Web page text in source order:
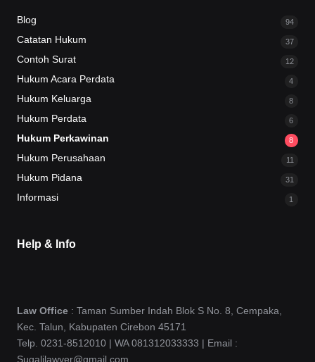
Blog 94
Catatan Hukum 37
Contoh Surat 12
Hukum Acara Perdata 4
Hukum Keluarga 8
Hukum Perdata 6
Hukum Perkawinan 8
Hukum Perusahaan 11
Hukum Pidana 31
Informasi 1
Help & Info
Law Office : Taman Sumber Indah Blok S No. 8, Cempaka,
Kec. Talun, Kabupaten Cirebon 45171
Telp. 0231-8512010 | WA 081312033333 | Email :
Sugalilawyer@gmail.com